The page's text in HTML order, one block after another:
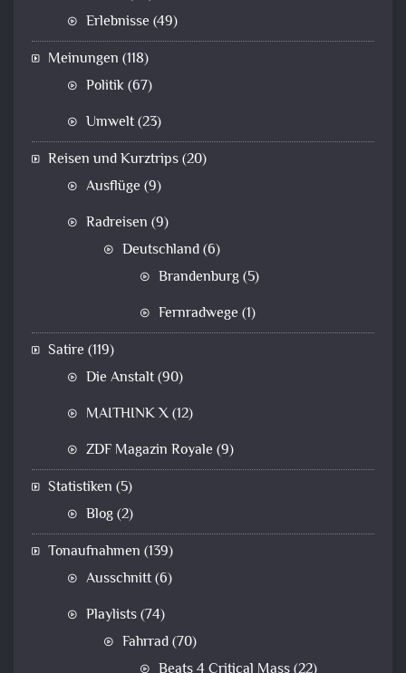
Erlebnisse (49)
Meinungen (118)
Politik(67)
Umwelt(23)
Reisen und Kurztrips(20)
Ausflüge (9)
Radreisen (9)
Deutschland(6)
Brandenburg(5)
Fernradwege (1)
Satire (119)
Die Anstalt(90)
MAITHINK X(12)
ZDF Magazin Royale (9)
Statistiken (5)
Blog(2)
Tonaufnahmen (139)
Ausschnitt(6)
Playlists(74)
Fahrrad(70)